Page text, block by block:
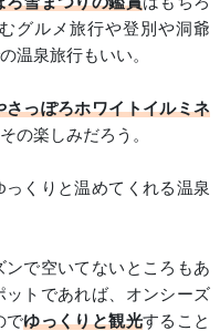
グルメ旅行や登別や洞爺
温泉旅行もいい。
っぽろホワイトイルミネ
の楽しみだろう。
くりと温めてくれる温泉
で空いてないところもあ
トであれば、オンシーズ
でゆっくりと観光すること